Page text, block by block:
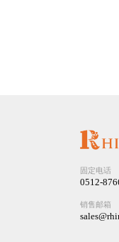
固定电话
0512-
销售邮箱